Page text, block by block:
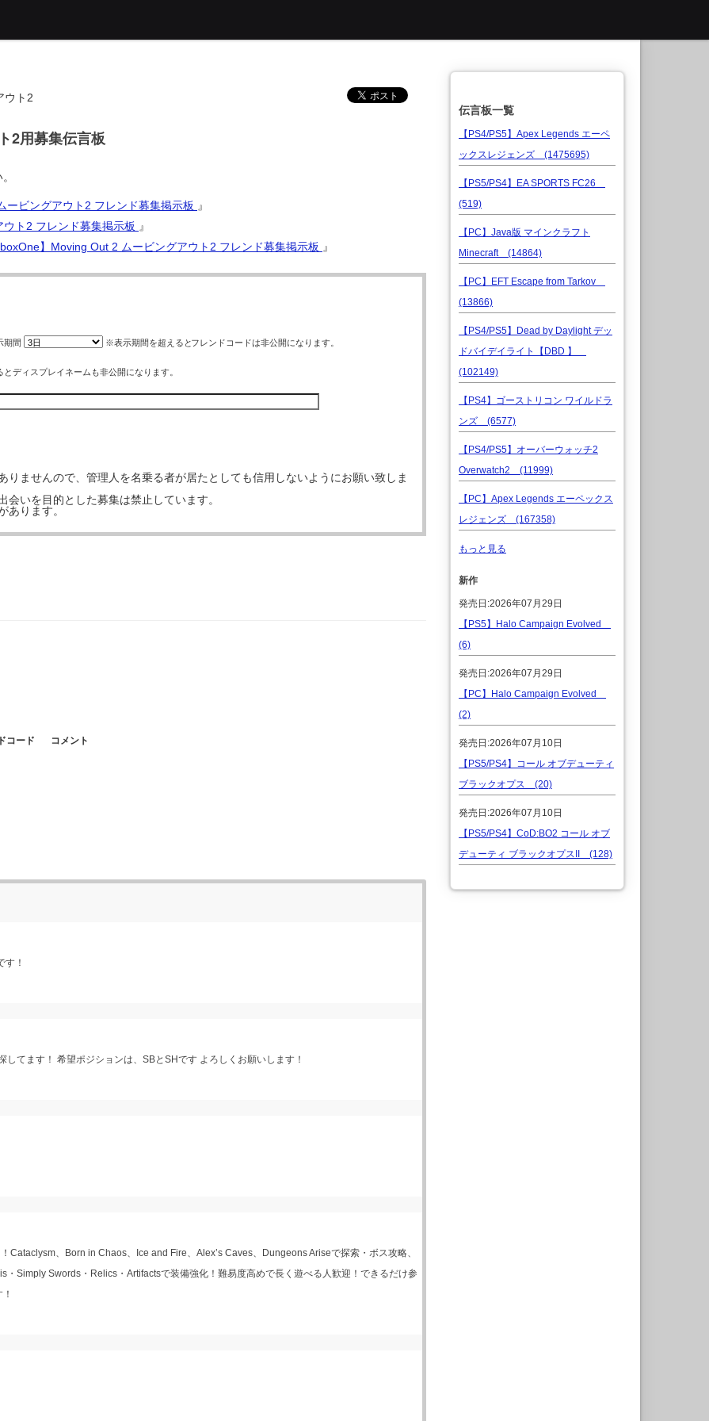
ウト2
2用募集伝言板
ービングアウト2 フレンド募集掲示板 』
ウト2 フレンド募集掲示板 』
】Moving Out 2 ムービングアウト2 フレンド募集掲示板 』
期間 ※表示期間を超えるとフレンドコードは非公開になります。
ディスプレイネームも非公開になります。
ませんので、管理人を名乗る者が居たとしても信用しないようにお願い致しま
いを目的とした募集は禁止しています。
ります。
コード コメント
す！
てます！ 希望ポジションは、SBとSHです よろしくお願いします！
Cataclysm、Born in Chaos、Ice and Fire、Alex’s Caves、Dungeons Ariseで探索・ボス攻略、
・Simply Swords・Relics・Artifactsで装備強化！難易度高めで長く遊べる人歓迎！できるだけ参
伝言板一覧
【PS4/PS5】Apex Legends エーペ
ックスレジェンズ (1475695)
【PS5/PS4】EA SPORTS FC26
(519)
【PC】Java版 マインクラフト
Minecraft (14864)
【PC】EFT Escape from Tarkov
(13866)
【PS4/PS5】Dead by Daylight デッ
ドバイデイライト【DBD 】
(102149)
【PS4】ゴーストリコン ワイルドラ
ンズ (6577)
【PS4/PS5】オーバーウォッチ2
Overwatch2 (11999)
【PC】Apex Legends エーペックス
レジェンズ (167358)
もっと見る
新作
発売日:2026年07月29日
【PS5】Halo Campaign Evolved
(6)
発売日:2026年07月29日
【PC】Halo Campaign Evolved
(2)
発売日:2026年07月10日
【PS5/PS4】コール オブデューティ
ブラックオプス (20)
発売日:2026年07月10日
【PS5/PS4】CoD:BO2 コール オブ
デューティ ブラックオプスII (128)